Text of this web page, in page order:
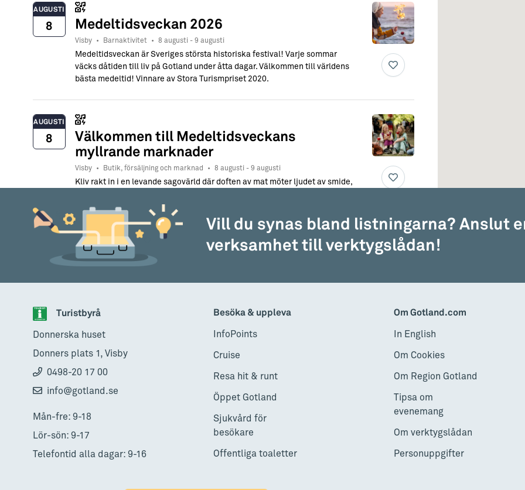
AUGUSTI
8 Medeltidsveckan 2026
Visby • Barnaktivitet • 8 augusti - 9 augusti
Medeltidsveckan är Sveriges största historiska festival! Varje sommar
väcks dåtiden till liv på Gotland under åtta dagar. Välkommen till världens
bästa medeltid! Vinnare av Stora Turismpriset 2020.
AUGUSTI
8
Välkommen till Medeltidsveckans
myllrande marknader
Visby • Butik, försäljning och marknad • 8 augusti - 9 augusti
Kliv rakt in i en levande sagovärld där doften av mat möter ljudet av smide,
historia. Medeltidsveckans hantverksmarknader är en självklar
samlingspunkt för både nyfikna besökare och trogna medeltidsbesökare.
AUGUSTI
Med ljumma blå toner och vita nyanser bjuder vi dig att skapa inspirerade
sommarminnen. .
Visning av domkyrkans medeltida
kyrkorum
Visby
Missa inte denna chans att uppleva Visby domkyrka på ett sätt du aldrig
gjort förut! Hör historien om Visby domkyrka, där historia och nutid möts –
boka din biljett redan idag!
Vill du synas bland listningarna? Anslut
verksamhet till verktygslådan!
Turistbyrå
Donnerska huset
Donners plats 1, Visby
0498-20 17 00
info@gotland.se
Mån-fre: 9-18
Lör-sön: 9-17
Telefontid alla dagar: 9-16
Besöka & uppleva
InfoPoints
Cruise
Resa hit & runt
Öppet Gotland
Sjukvård för
besökare
Offentliga toaletter
Om Gotland.com
In English
Om Cookies
Om Region Gotland
Tipsa om
evenemang
Om verktygslådan
Personuppgifter